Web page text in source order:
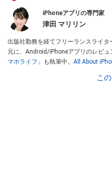
iPhoneアプリの専門家
津田 マリリン
出版社勤務を経てフリーランスライ
元に、Android/iPhoneアプリのレビュ
マホライフ」
も執筆中。 All About
こ